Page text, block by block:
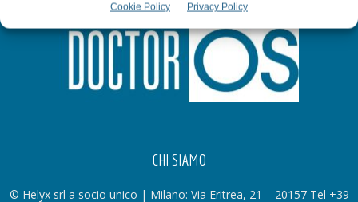
Cookie Policy Privacy Policy
CHI SIAMO
© Helyx srl a socio unico | Milano: Via Eritrea, 21 – 20157 Tel +39